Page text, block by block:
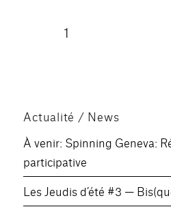
Pagination
1
Actualité / News
À venir: Spinning Geneva:
participative
Les Jeudis d’été #3 —